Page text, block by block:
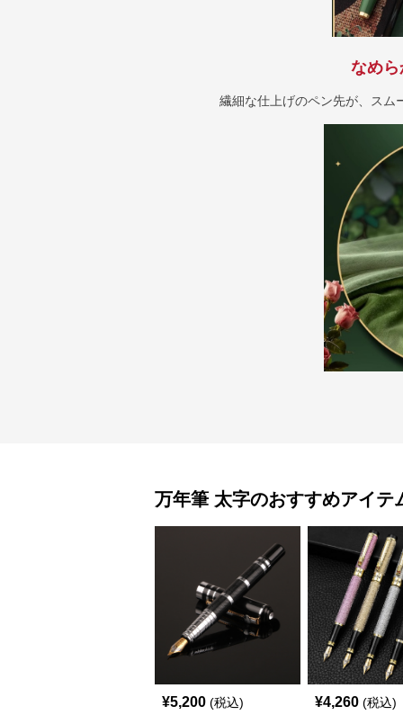
なめ
繊細な仕上げのペン先が、スム
万年筆 太字のおすすめアイテ
¥5,200 (税込) ¥4,260 (税込)